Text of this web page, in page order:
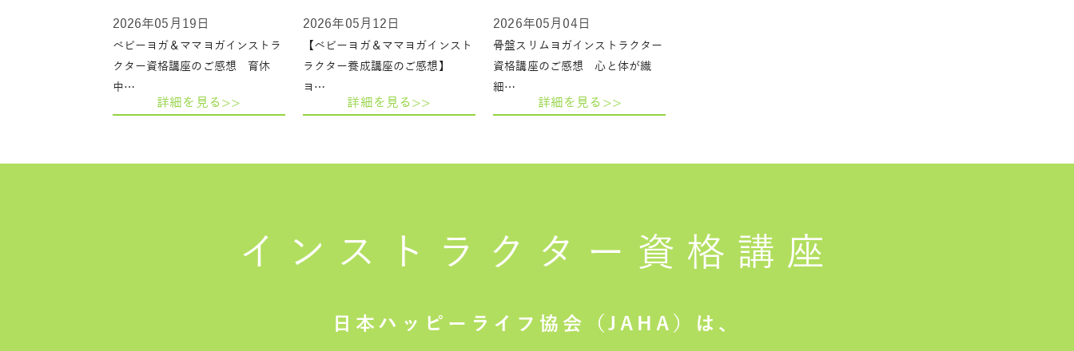
2026年05月19日
ベビーヨガ＆ママヨガインストラ
クター資格講座のご感想 育休
中…
詳細を見る>>
2026年05月12日
【ベビーヨガ＆ママヨガインスト
ラクター養成講座のご感想】
ヨ…
詳細を見る>>
2026年05月04日
骨盤スリムヨガインストラクター
資格講座のご感想 心と体が繊
細…
詳細を見る>>
インストラクター 資格講座
日本ハッピーライフ協会（JAHA）は、